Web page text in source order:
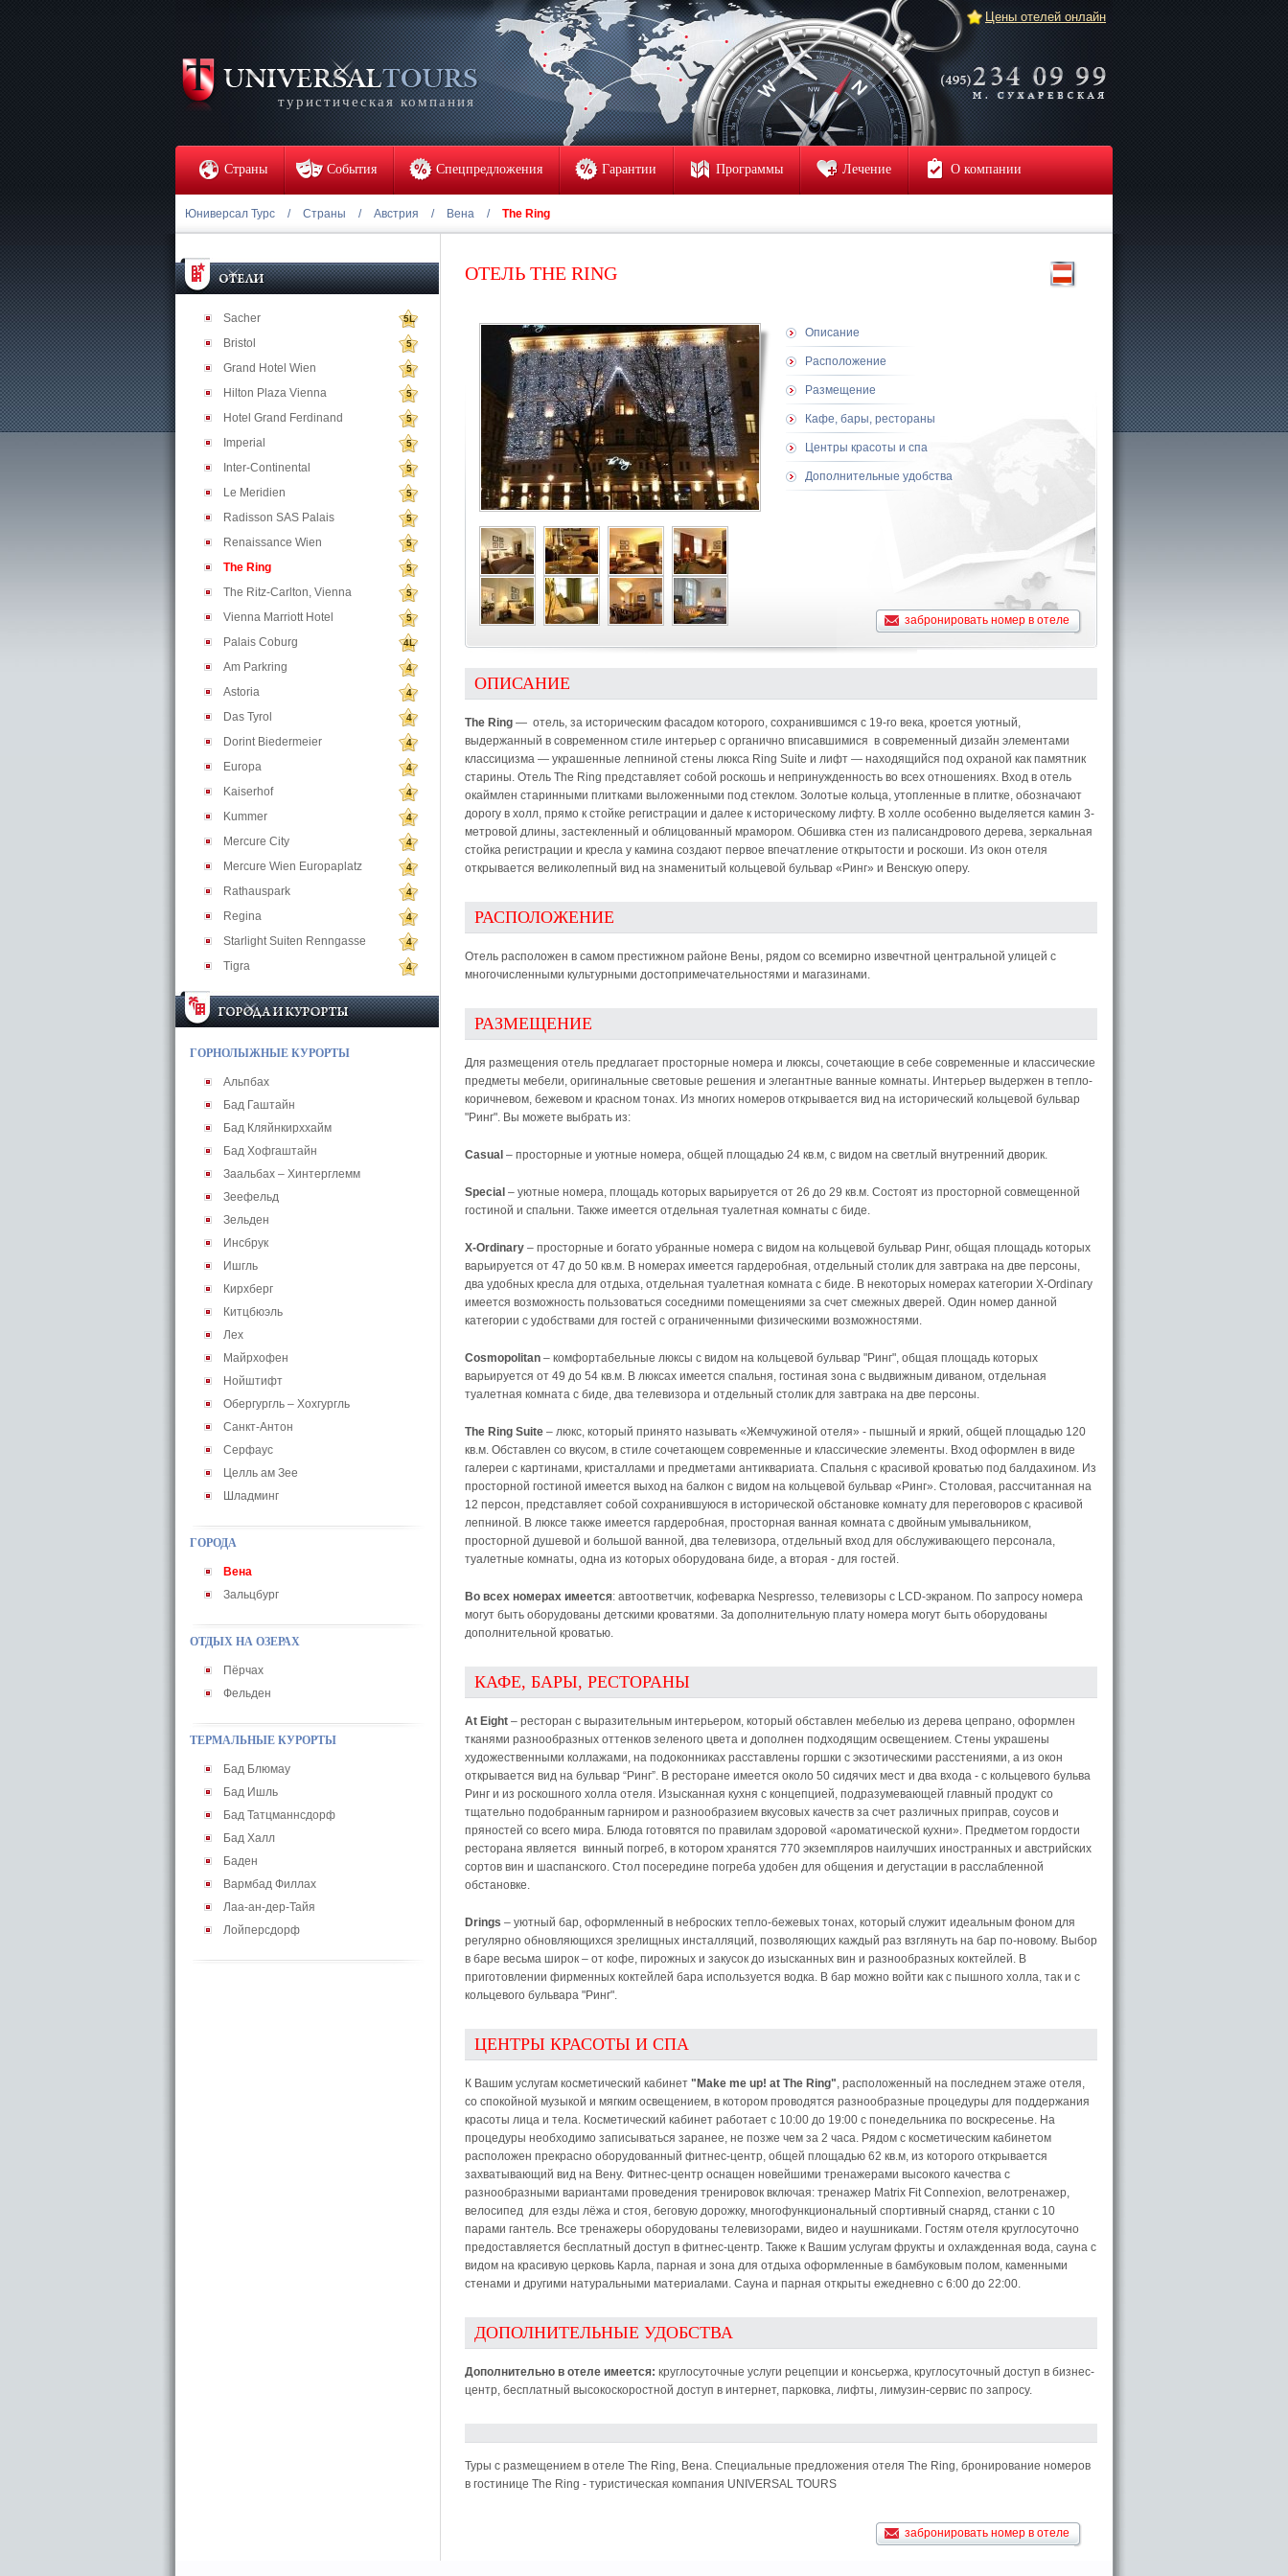
туристическая компания
Цены отелей онлайн
Страны События Спецпредложения Гарантии Программы Лечение О компании
Юниверсал Турс / Страны / Австрия / Вена / The Ring
Sacher 5L
Bristol 5
Grand Hotel Wien 5
Hilton Plaza Vienna 5
Hotel Grand Ferdinand 5
Imperial 5
Inter-Continental 5
Le Meridien 5
Radisson SAS Palais 5
Renaissance Wien 5
The Ring 5
The Ritz-Carlton, Vienna 5
Vienna Marriott Hotel 5
Palais Coburg 4L
Am Parkring 4
Astoria 4
Das Tyrol 4
Dorint Biedermeier 4
Europa 4
Kaiserhof 4
Kummer 4
Mercure City 4
Mercure Wien Europaplatz 4
Rathauspark 4
Regina 4
Starlight Suiten Renngasse 4
Tigra 4
ГОРНОЛЫЖНЫЕ КУРОРТЫ
Альпбах
Бад Гаштайн
Бад Кляйнкирххайм
Бад Хофгаштайн
Заальбах – Хинтерглемм
Зеефельд
Зельден
Инсбрук
Ишгль
Кирхберг
Китцбюэль
Лех
Майрхофен
Нойштифт
Обергургль – Хохгургль
Санкт-Антон
Серфаус
Целль ам Зее
Шладминг
ГОРОДА
Вена
Зальцбург
ОТДЫХ НА ОЗЕРАХ
Пёрчах
Фельден
ТЕРМАЛЬНЫЕ КУРОРТЫ
Бад Блюмау
Бад Ишль
Бад Татцманнсдорф
Бад Халл
Баден
Вармбад Филлах
Лаа-ан-дер-Тайя
Лойперсдорф
ОТЕЛЬ THE RING
Описание
Расположение
Размещение
Кафе, бары, рестораны
Центры красоты и спа
Дополнительные удобства
забронировать номер в отеле
ОПИСАНИЕ
The Ring — отель, за историческим фасадом которого, сохранившимся с 19-го века, кроется уютный,
выдержанный в современном стиле интерьер с органично вписавшимися в современный дизайн элементами
классицизма — украшенные лепниной стены люкса Ring Suite и лифт — находящийся под охраной как памятник
старины. Отель The Ring представляет собой роскошь и непринужденность во всех отношениях. Вход в отель
окаймлен старинными плитками выложенными под стеклом. Золотые кольца, утопленные в плитке, обозначают
дорогу в холл, прямо к стойке регистрации и далее к историческому лифту. В холле особенно выделяется камин 3-
метровой длины, застекленный и облицованный мрамором. Обшивка стен из палисандрового дерева, зеркальная
стойка регистрации и кресла у камина создают первое впечатление открытости и роскоши. Из окон отеля
открывается великолепный вид на знаменитый кольцевой бульвар «Ринг» и Венскую оперу.
РАСПОЛОЖЕНИЕ
Отель расположен в самом престижном районе Вены, рядом со всемирно извечтной центральной улицей с
многочисленными культурными достопримечательностями и магазинами.
РАЗМЕЩЕНИЕ
Для размещения отель предлагает просторные номера и люксы, сочетающие в себе современные и классические
предметы мебели, оригинальные световые решения и элегантные ванные комнаты. Интерьер выдержен в тепло-
коричневом, бежевом и красном тонах. Из многих номеров открывается вид на исторический кольцевой бульвар
"Ринг". Вы можете выбрать из:
Casual – просторные и уютные номера, общей площадью 24 кв.м, с видом на светлый внутренний дворик.
Special – уютные номера, площадь которых варьируется от 26 до 29 кв.м. Состоят из просторной совмещенной
гостиной и спальни. Также имеется отдельная туалетная комнаты с биде.
X-Ordinary – просторные и богато убранные номера с видом на кольцевой бульвар Ринг, общая площадь которых
варьируется от 47 до 50 кв.м. В номерах имеется гардеробная, отдельный столик для завтрака на две персоны,
два удобных кресла для отдыха, отдельная туалетная комната с биде. В некоторых номерах категории X-Ordinary
имеется возможность пользоваться соседними помещениями за счет смежных дверей. Один номер данной
категории с удобствами для гостей с ограниченными физическими возможностями.
Cosmopolitan – комфортабельные люксы с видом на кольцевой бульвар "Ринг", общая площадь которых
варьируется от 49 до 54 кв.м. В люксах имеется спальня, гостиная зона с выдвижным диваном, отдельная
туалетная комната с биде, два телевизора и отдельный столик для завтрака на две персоны.
The Ring Suite – люкс, который принято называть «Жемчужиной отеля» - пышный и яркий, общей площадью 120
кв.м. Обставлен со вкусом, в стиле сочетающем современные и классические элементы. Вход оформлен в виде
галереи с картинами, кристаллами и предметами антиквариата. Спальня с красивой кроватью под балдахином. Из
просторной гостиной имеется выход на балкон с видом на кольцевой бульвар «Ринг». Столовая, рассчитанная на
12 персон, представляет собой сохранившуюся в исторической обстановке комнату для переговоров с красивой
лепниной. В люксе также имеется гардеробная, просторная ванная комната с двойным умывальником,
просторной душевой и большой ванной, два телевизора, отдельный вход для обслуживающего персонала,
туалетные комнаты, одна из которых оборудована биде, а вторая - для гостей.
Во всех номерах имеется: автоответчик, кофеварка Nespresso, телевизоры с LCD-экраном. По запросу номера
могут быть оборудованы детскими кроватями. За дополнительную плату номера могут быть оборудованы
дополнительной кроватью.
КАФЕ, БАРЫ, РЕСТОРАНЫ
At Eight – ресторан с выразительным интерьером, который обставлен мебелью из дерева цепрано, оформлен
тканями разнообразных оттенков зеленого цвета и дополнен подходящим освещением. Стены украшены
художественными коллажами, на подоконниках расставлены горшки с экзотическими расстениями, а из окон
открывается вид на бульвар “Ринг”. В ресторане имеется около 50 сидячих мест и два входа - с кольцевого бульва
Ринг и из роскошного холла отеля. Изысканная кухня с концепцией, подразумевающей главный продукт со
тщательно подобранным гарниром и разнообразием вкусовых качеств за счет различных приправ, соусов и
пряностей со всего мира. Блюда готовятся по правилам здоровой «ароматической кухни». Предметом гордости
ресторана является винный погреб, в котором хранятся 770 экземпляров наилучших иностранных и австрийских
сортов вин и шаспанского. Стол посередине погреба удобен для общения и дегустации в расслабленной
обстановке.
Drings – уютный бар, оформленный в неброских тепло-бежевых тонах, который служит идеальным фоном для
регулярно обновляющихся зрелищных инсталляций, позволяющих каждый раз взглянуть на бар по-новому. Выбор
в баре весьма широк – от кофе, пирожных и закусок до изысканных вин и разнообразных коктейлей. В
приготовлении фирменных коктейлей бара используется водка. В бар можно войти как с пышного холла, так и с
кольцевого бульвара "Ринг".
ЦЕНТРЫ КРАСОТЫ И СПА
К Вашим услугам косметический кабинет "Make me up! at The Ring", расположенный на последнем этаже отеля,
со спокойной музыкой и мягким освещением, в котором проводятся разнообразные процедуры для поддержания
красоты лица и тела. Косметический кабинет работает с 10:00 до 19:00 с понедельника по воскресенье. На
процедуры необходимо записываться заранее, не позже чем за 2 часа. Рядом с косметическим кабинетом
расположен прекрасно оборудованный фитнес-центр, общей площадью 62 кв.м, из которого открывается
захватывающий вид на Вену. Фитнес-центр оснащен новейшими тренажерами высокого качества с
разнообразными вариантами проведения тренировок включая: тренажер Matrix Fit Connexion, велотренажер,
велосипед для езды лёжа и стоя, беговую дорожку, многофункциональный спортивный снаряд, станки с 10
парами гантель. Все тренажеры оборудованы телевизорами, видео и наушниками. Гостям отеля круглосуточно
предоставляется бесплатный доступ в фитнес-центр. Также к Вашим услугам фрукты и охлажденная вода, сауна с
видом на красивую церковь Карла, парная и зона для отдыха оформленные в бамбуковым полом, каменными
стенами и другими натуральными материалами. Сауна и парная открыты ежедневно с 6:00 до 22:00.
ДОПОЛНИТЕЛЬНЫЕ УДОБСТВА
Дополнительно в отеле имеется: круглосуточные услуги рецепции и консьержа, круглосуточный доступ в бизнес-
центр, бесплатный высокоскоростной доступ в интернет, парковка, лифты, лимузин-сервис по запросу.
Туры с размещением в отеле The Ring, Вена. Специальные предложения отеля The Ring, бронирование номеров
в гостинице The Ring - туристическая компания UNIVERSAL TOURS
забронировать номер в отеле